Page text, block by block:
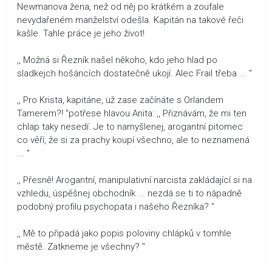
Newmanova žena, než od něj po krátkém a zoufale
nevydařeném manželství odešla. Kapitán na takové řeči
kašle. Tahle práce je jeho život!
,, Možná si Řezník našel někoho, kdo jeho hlad po
sladkejch hošáncích dostatečně ukojí. Alec Frail třeba ... "
,, Pro Krista, kapitáne, už zase začínáte s Orlandem
Tamerem?! "potřese hlavou Anita: ,, Přiznávám, že mi ten
chlap taky nesedí. Je to namyšlenej, arogantní pitomec
co věří, že si za prachy koupí všechno, ale to neznamená
... "
,, Přesně! Arogantní, manipulativní narcista zakládající si na
vzhledu, úspěšnej obchodník ... nezdá se ti to nápadně
podobný profilu psychopata i našeho Řezníka? "
,, Mě to připadá jako popis poloviny chlápků v tomhle
městě. Zatkneme je všechny? "